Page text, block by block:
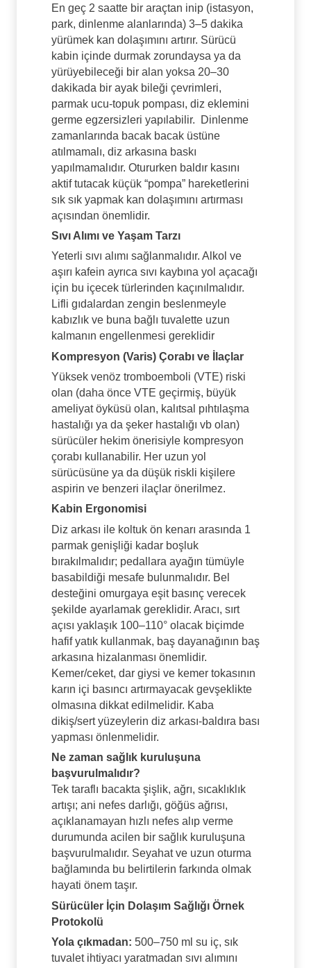
En geç 2 saatte bir araçtan inip (istasyon,
park, dinlenme alanlarında) 3–5 dakika
yürümek kan dolaşımını artırır. Sürücü
kabin içinde durmak zorundaysa ya da
yürüyebileceği bir alan yoksa 20–30
dakikada bir ayak bileği çevrimleri,
parmak ucu-topuk pompası, diz eklemini
germe egzersizleri yapılabilir.
Dinlenme
zamanlarında bacak bacak üstüne
atılmamalı, diz arkasına baskı
yapılmamalıdır. Otururken baldır kasını
aktif tutacak küçük “pompa” hareketlerini
sık sık yapmak kan dolaşımını artırması
açısından önemlidir.
Sıvı Alımı ve Yaşam Tarzı
Yeterli sıvı alımı sağlanmalıdır. Alkol ve
aşırı kafein ayrıca sıvı kaybına yol açacağı
için bu içecek türlerinden kaçınılmalıdır.
Lifli gıdalardan zengin beslenmeyle
kabızlık ve buna bağlı tuvalette uzun
kalmanın engellenmesi gereklidir
Kompresyon (Varis) Çorabı ve İlaçlar
Yüksek venöz tromboemboli (VTE) riski
olan (daha önce VTE geçirmiş, büyük
ameliyat öyküsü olan, kalıtsal pıhtılaşma
hastalığı ya da şeker hastalığı vb olan)
sürücüler hekim önerisiyle kompresyon
çorabı kullanabilir. Her uzun yol
sürücüsüne ya da düşük riskli kişilere
aspirin ve benzeri ilaçlar önerilmez.
Kabin Ergonomisi
Diz arkası ile koltuk ön kenarı arasında 1
parmak genişliği kadar boşluk
bırakılmalıdır; pedallara ayağın tümüyle
basabildiği mesafe bulunmalıdır. Bel
desteğini omurgaya eşit basınç verecek
şekilde ayarlamak gereklidir. Aracı, sırt
açısı yaklaşık 100–110° olacak biçimde
hafif yatık kullanmak, baş dayanağının baş
arkasına hizalanması önemlidir.
Kemer/ceket, dar giysi ve kemer tokasının
karın içi basıncı artırmayacak gevşeklikte
olmasına dikkat edilmelidir. Kaba
dikiş/sert yüzeylerin diz arkası-baldıra bası
yapması önlenmelidir.
Ne zaman sağlık kuruluşuna
başvurulmalıdır?
Tek taraflı bacakta şişlik, ağrı, sıcaklıklık
artışı; ani nefes darlığı, göğüs ağrısı,
açıklanamayan hızlı nefes alıp verme
durumunda acilen bir sağlık kuruluşuna
başvurulmalıdır. Seyahat ve uzun oturma
bağlamında bu belirtilerin farkında olmak
hayati önem taşır.
Sürücüler İçin Dolaşım Sağlığı Örnek
Protokolü
Yola çıkmadan: 500–750 ml su iç, sık
tuvalet ihtiyacı yaratmadan sıvı alımını